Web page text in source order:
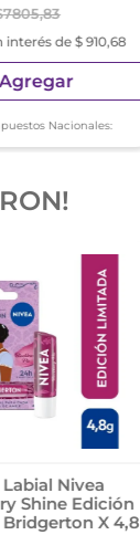
7805,83
interés de $ 910,68
Agregar
Nacionales:
Nivea
Shine Edición
X 4,8